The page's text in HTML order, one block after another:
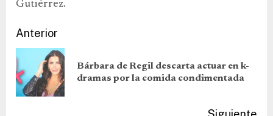
Gutiérrez.
Anterior
Bárbara de Regil descarta actuar en k-
dramas por la comida condimentada